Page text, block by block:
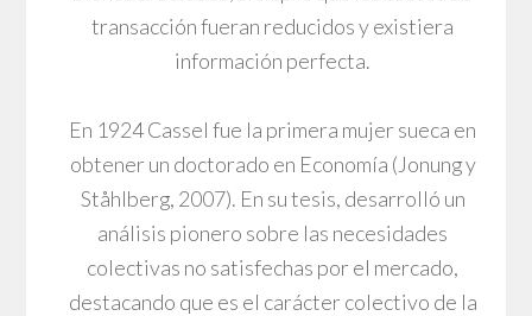
transacción fueran reducidos y existiera
información perfecta.
En 1924 Cassel fue la primera mujer sueca en
obtener un doctorado en Economía (Jonung y
Ståhlberg, 2007). En su tesis, desarrolló un
análisis pionero sobre las necesidades
colectivas no satisfechas por el mercado,
destacando que es el carácter colectivo de la